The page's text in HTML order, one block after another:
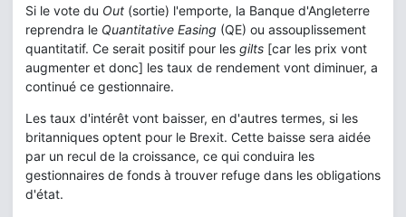
Si le vote du Out (sortie) l'emporte, la Banque d'Angleterre
reprendra le Quantitative Easing (QE) ou assouplissement
quantitatif. Ce serait positif pour les gilts [car les prix vont
augmenter et donc] les taux de rendement vont diminuer, a
continué ce gestionnaire.
Les taux d'intérêt vont baisser, en d'autres termes, si les
britanniques optent pour le Brexit. Cette baisse sera aidée
par un recul de la croissance, ce qui conduira les
gestionnaires de fonds à trouver refuge dans les obligations
d'état.